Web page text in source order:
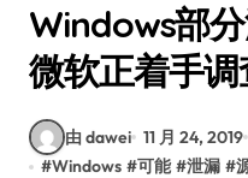
Windows部
微软正着手调
由 dawei 11 月 24, 2019
#Windows #可能 #泄漏 #